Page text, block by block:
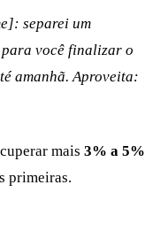
separei um
você finalizar o
amanhã. Aproveita:
mais 3% a 5%
primeiras.